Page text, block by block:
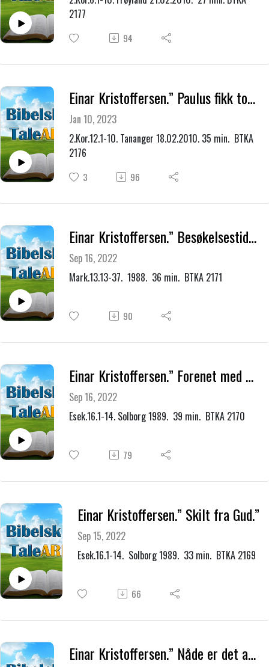
2177
94
Einar Kristoffersen.” Paulus fikk tornen i kjødet som en gave fra Gud.”
Jan 10, 2023
2.Kor.12.1-10. Tananger 18.02.2010. 35 min. BTKA
2176
3 96
Einar Kristoffersen.” Besøkelsestiden.”
Sep 16, 2022
Mark.13.13-37. 1988. 36 min. BTKA 2171
90
Einar Kristoffersen.” Forenet med Gud.”
Sep 16, 2022
Esek.16.1-14. Solborg 1989. 39 min. BTKA 2170
79
Einar Kristoffersen.” Skilt fra Gud.”
Sep 15, 2022
Esek.16.1-14. Solborg 1989. 33 min. BTKA 2169
66
Einar Kristoffersen.” Nåde er det at Gud har fattet kjærlighet til oss, uten grunn i oss.”